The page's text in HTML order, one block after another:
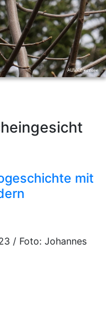
mit
/ Foto: Johannes